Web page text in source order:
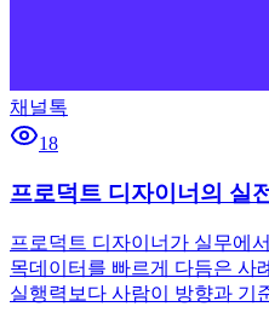
채널톡
18
프로덕트 디자이너의 실
프로덕트 디자이너가 실무에
목데이터를 빠르게 다듬은 사
실행력보다 사람이 방향과 기